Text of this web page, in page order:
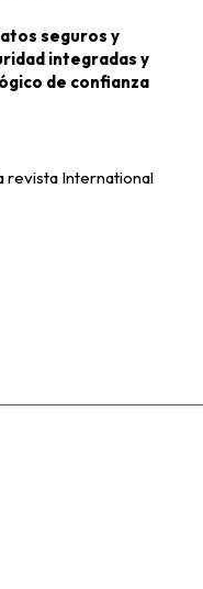
seguros y
integradas y
de confianza
revista International